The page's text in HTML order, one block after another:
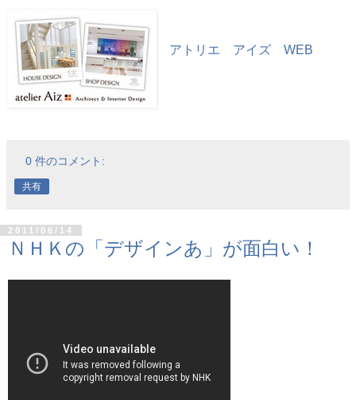
アトリエ アイズ WEB
0 件のコメント:
共有
2011/06/14
ＮＨＫの「デザインあ」が面白い！